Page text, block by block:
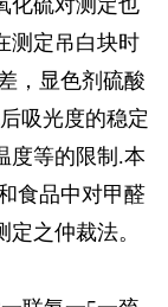
化硫对测定也
测定吊白块时
，显色剂硫酸
吸光度的稳定
度等的限制.本
食品中对甲醛
之仲裁法。